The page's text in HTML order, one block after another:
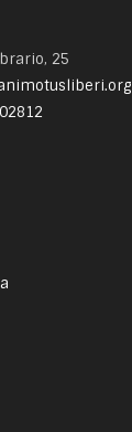
25